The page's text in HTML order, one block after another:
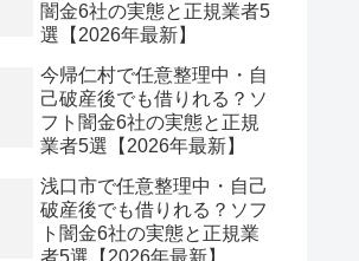
闇金6社の実態と正規業者5
選【2026年最新】
今帰仁村で任意整理中・自
己破産後でも借りれる？ソ
フト闇金6社の実態と正規
業者5選【2026年最新】
浅口市で任意整理中・自己
破産後でも借りれる？ソフ
ト闇金6社の実態と正規業